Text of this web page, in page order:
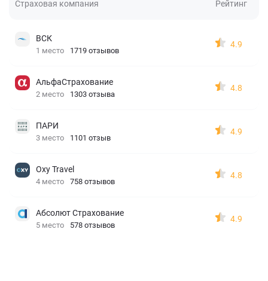
Страховая компания Рейтинг
ВСК
1 место 1719 отзывов
4.9
АльфаСтрахование
2 место 1303 отзыва
4.8
ПАРИ
3 место 1101 отзыв
4.9
Oxy Travel
4 место 758 отзывов
4.8
Абсолют Страхование
5 место 578 отзывов
4.9